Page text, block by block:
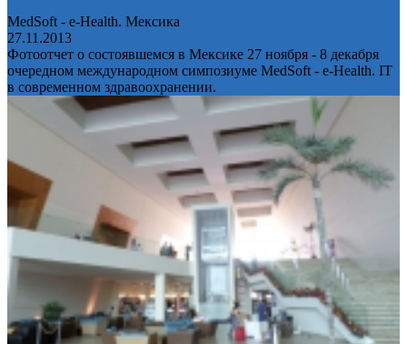
MedSoft - e-Health. Мексика
27.11.2013
Фотоотчет о состоявшемся в Мексике 27 ноября - 8 декабря
очередном международном симпозиуме MedSoft - e-Health. IT
в современном здравоохранении.